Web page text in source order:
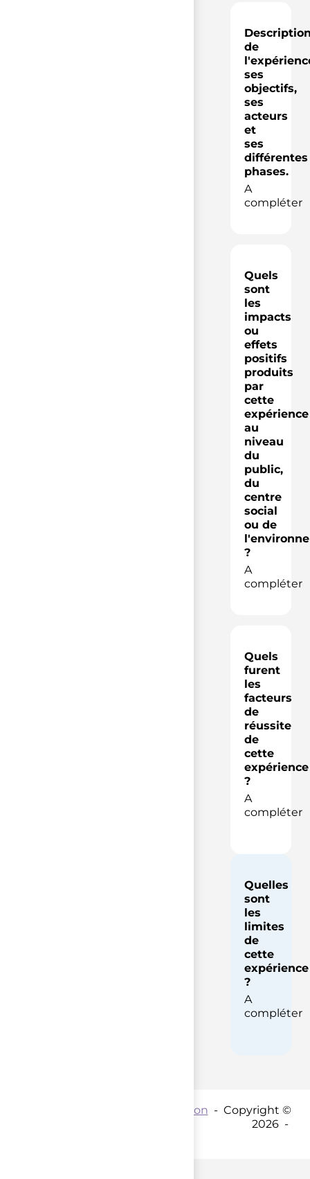
de
ses
objectifs,
ses
acteurs
et
ses
différentes
phases.
A
compléter
Quels
sont
les
impacts
ou
effets
positifs
produits
par
cette
expérience
au
niveau
du
public,
du
centre
social
ou de
?
A
compléter
Quels
furent
les
facteurs
de
réussite
de
cette
expérience
?
A
compléter
Quelles
sont
les
limites
de
cette
expérience
?
A
compléter
Coordination - Copyright ©
2026 -